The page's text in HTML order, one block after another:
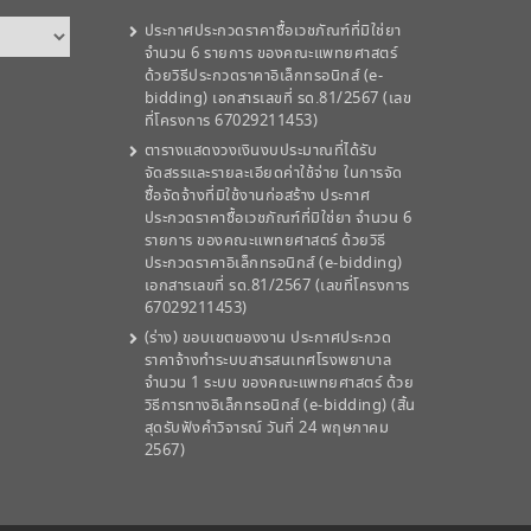
ประกาศประกวดราคาซื้อเวชภัณฑ์ที่มิใช่ยา
จำนวน 6 รายการ ของคณะแพทยศาสตร์
ด้วยวิธีประกวดราคาอิเล็กทรอนิกส์ (e-
bidding) เอกสารเลขที่ รด.81/2567 (เลข
ที่โครงการ 67029211453)
ตารางแสดงวงเงินงบประมาณที่ได้รับ
จัดสรรและรายละเอียดค่าใช้จ่าย ในการจัด
ซื้อจัดจ้างที่มิใช้งานก่อสร้าง ประกาศ
ประกวดราคาซื้อเวชภัณฑ์ที่มิใช่ยา จำนวน 6
รายการ ของคณะแพทยศาสตร์ ด้วยวิธี
ประกวดราคาอิเล็กทรอนิกส์ (e-bidding)
เอกสารเลขที่ รด.81/2567 (เลขที่โครงการ
67029211453)
(ร่าง) ขอบเขตของงาน ประกาศประกวด
ราคาจ้างทำระบบสารสนเทศโรงพยาบาล
จำนวน 1 ระบบ ของคณะแพทยศาสตร์ ด้วย
วิธีการทางอิเล็กทรอนิกส์ (e-bidding) (สิ้น
สุดรับฟังคำวิจารณ์ วันที่ 24 พฤษภาคม
2567)